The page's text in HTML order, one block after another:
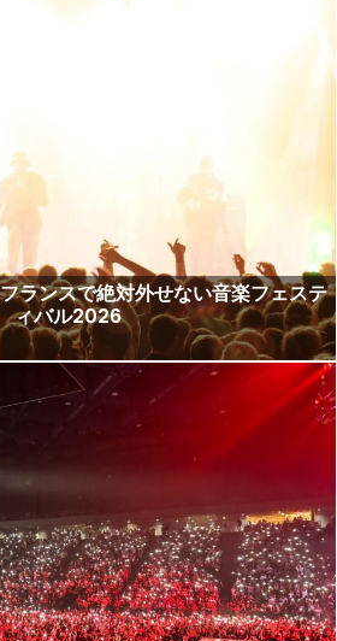
ランスで絶対外せない音楽フェステ
ィバル2026